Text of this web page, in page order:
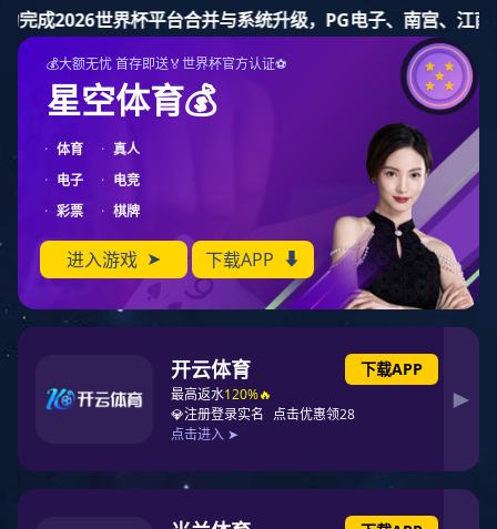
门徒娱乐
简体中文
门徒娱乐 产品中心
关于门徒娱乐
新闻资讯
产品中心 | 功能分类